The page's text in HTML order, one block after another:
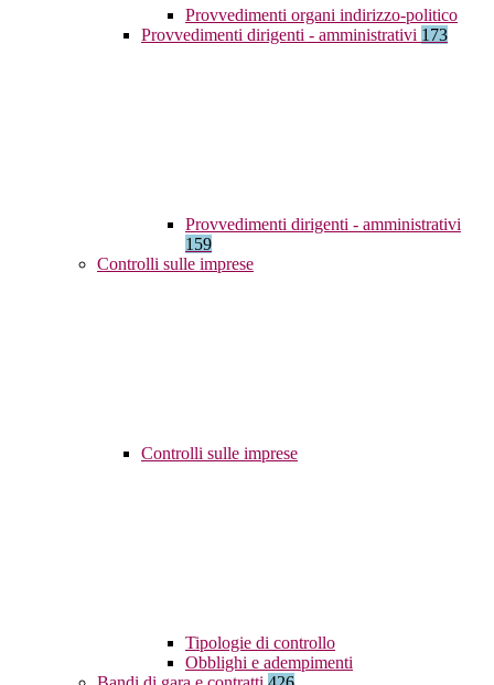
Provvedimenti organi indirizzo-politico
Provvedimenti dirigenti - amministrativi 173
Provvedimenti dirigenti - amministrativi
159
Controlli sulle imprese
Controlli sulle imprese
Tipologie di controllo
Obblighi e adempimenti